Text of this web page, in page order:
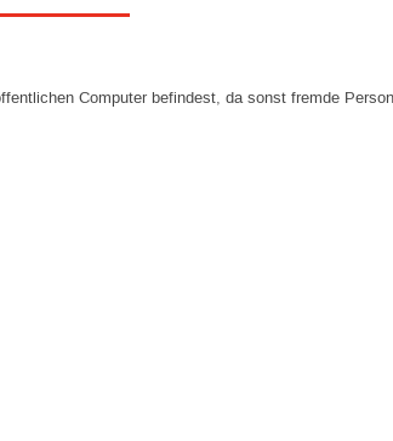
Computer befindest, da sonst fremde